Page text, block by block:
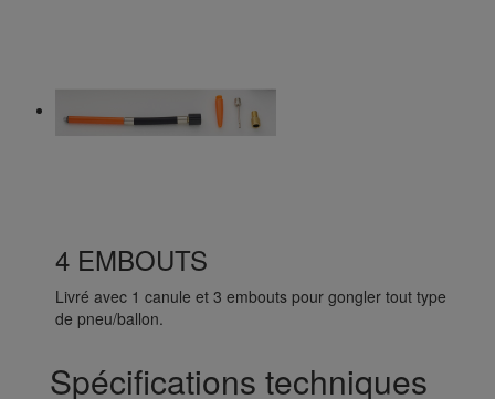
4 EMBOUTS
Livré avec 1 canule et 3 embouts pour gongler tout type
de pneu/ballon.
Spécifications techniques